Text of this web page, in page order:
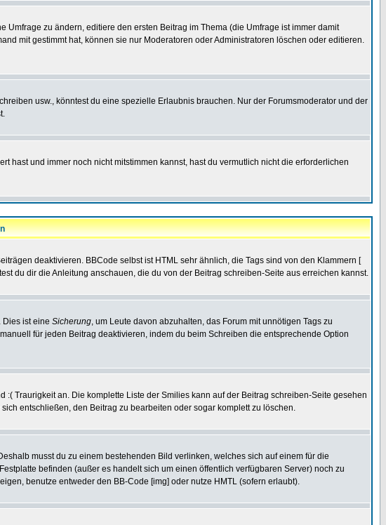
zu ändern, editiere den ersten Beitrag im Thema (die Umfrage ist immer damit
mit gestimmt hat, können sie nur Moderatoren oder Administratoren löschen oder editieren.
usw., könntest du eine spezielle Erlaubnis brauchen. Nur der Forumsmoderator und der
hast und immer noch nicht mitstimmen kannst, hast du vermutlich nicht die erforderlichen
deaktivieren. BBCode selbst ist HTML sehr ähnlich, die Tags sind von den Klammern [
du dir die Anleitung anschauen, die du von der Beitrag schreiben-Seite aus erreichen kannst.
Dies ist eine Sicherung, um Leute davon abzuhalten, das Forum mit unnötigen Tags zu
für jeden Beitrag deaktivieren, indem du beim Schreiben die entsprechende Option
Traurigkeit an. Die komplette Liste der Smilies kann auf der Beitrag schreiben-Seite gesehen
entschließen, den Beitrag zu bearbeiten oder sogar komplett zu löschen.
musst du zu einem bestehenden Bild verlinken, welches sich auf einem für die
befinden (außer es handelt sich um einen öffentlich verfügbaren Server) noch zu
benutze entweder den BB-Code [img] oder nutze HMTL (sofern erlaubt).